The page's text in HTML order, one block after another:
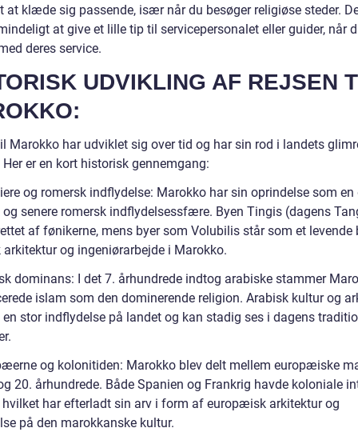
at klæde sig passende, især når du besøger religiøse steder.
at give et lille tip til servicepersonalet eller guider, når
deres service.
UDVIKLING AF REJSEN
Marokko har udviklet sig over tid og har sin rod i landets
er en kort historisk gennemgang:
og romersk indflydelse: Marokko har sin oprindelse som en
senere romersk indflydelsessfære. Byen Tingis (dagens
af fønikerne, mens byer som Volubilis står som et levende
arkitektur og ingeniørarbejde i Marokko.
dominans: I det 7. århundrede indtog arabiske stammer
islam som den dominerende religion. Arabisk kultur og
stor indflydelse på landet og kan stadig ses i dagens
og kolonitiden: Marokko blev delt mellem europæiske
20. århundrede. Både Spanien og Frankrig havde koloniale
hvilket har efterladt sin arv i form af europæisk arkitektur og
på den marokkanske kultur.